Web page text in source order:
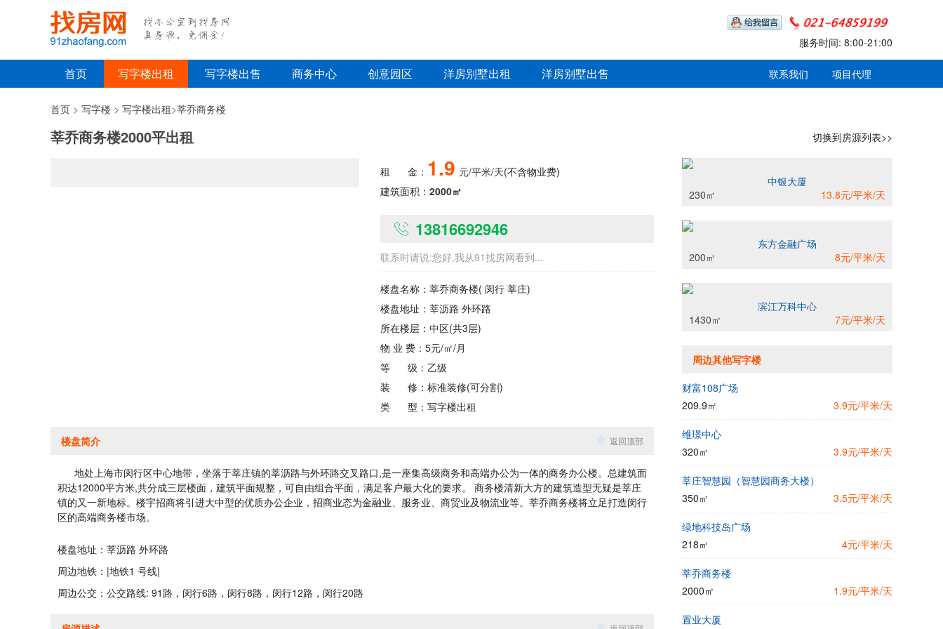
服务时间: 8:00-21:00
首页 写字楼出租 写字楼出售 商务中心 创意园区 洋房别墅出租 洋房别墅出售 联系我们 项目代理
首页 > 写字楼 > 写字楼出租>莘乔商务楼
切换到房源列表>>
莘乔商务楼2000平出租
租 金： 1.9 元/平米/天(不含物业费)
建筑面积： 2000㎡
13816692946
联系时请说:您好,我从91找房网看到...
楼盘名称： 莘乔商务楼( 闵行 莘庄)
楼盘地址： 莘沥路 外环路
所在楼层： 中区(共3层)
物 业 费：5元/㎡/月
等
级：乙级
装
修： 标准装修(可分割)
类
型： 写字楼出租
楼盘简介 返回顶部
地处上海市闵行区中心地带，坐落于莘庄镇的莘沥路与外环路交叉路口,是一座集高级商务和高端办公为一体的商务办公楼。总建筑面
积达12000平方米,共分成三层楼面，建筑平面规整，可自由组合平面，满足客户最大化的要求。 商务楼清新大方的建筑造型无疑是莘庄
镇的又一新地标。楼宇招商将引进大中型的优质办公企业，招商业态为金融业、服务业、商贸业及物流业等。莘乔商务楼将立足打造闵行
区的高端商务楼市场。
楼盘地址：莘沥路 外环路
周边地铁：|地铁1 号线|
周边公交：公交路线: 91路，闵行6路，闵行8路，闵行12路，闵行20路
中银大厦
230㎡
13.8元/平米/天
东方金融广场
200㎡
8元/平米/天
滨江万科中心
1430㎡
7元/平米/天
周边其他写字楼
财富108广场
209.9㎡
3.9元/平米/天
维璟中心
320㎡
3.9元/平米/天
莘庄智慧园（智慧园商务大楼）
350㎡
3.5元/平米/天
绿地科技岛广场
218㎡
4元/平米/天
莘乔商务楼
2000㎡
1.9元/平米/天
置业大厦